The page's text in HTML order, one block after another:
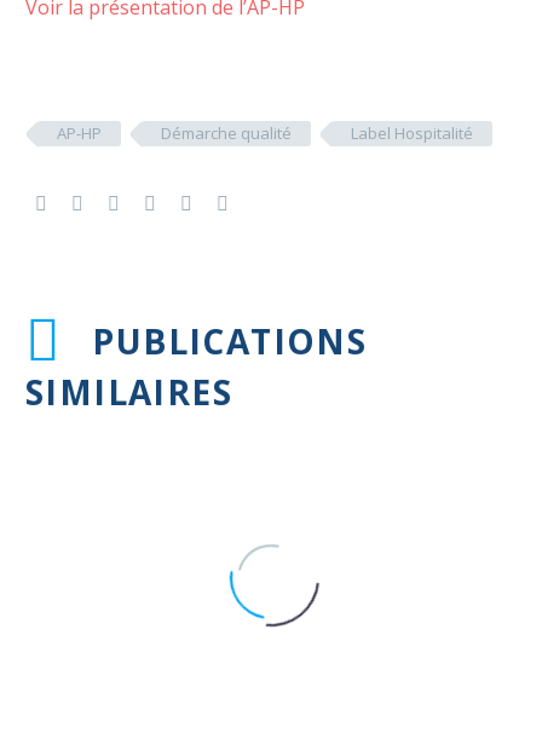
Voir la présentation de l’AP-HP
AP-HP Démarche qualité Label Hospitalité
PUBLICATIONS
SIMILAIRES